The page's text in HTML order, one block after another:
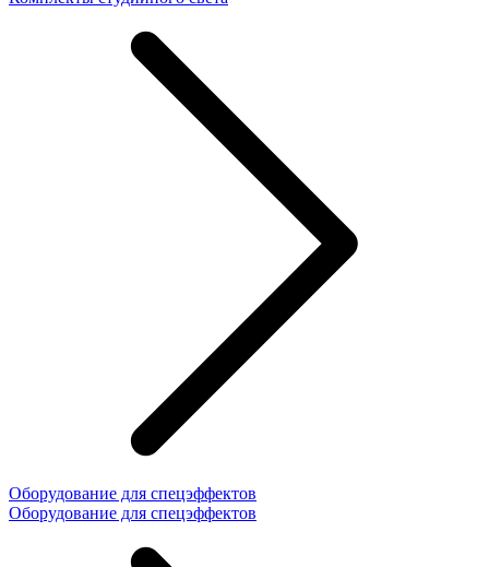
Оборудование для спецэффектов
Оборудование для спецэффектов